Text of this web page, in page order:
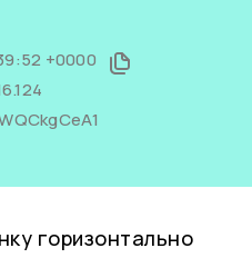
+0000
горизонтально